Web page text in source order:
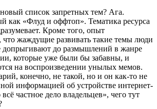
новый список запретных тем? Ага.
как «Флуд и оффтоп». Тематика ресурса
Кроме того, опыт
что жаждущие развивать такие темы люди
допрыгивают до размышлений в жанре
которые уже были бы забавны, и
на воспроизведении унылых мемов.
конечно, не такой, но и он как-то не
информацией об устройстве интернет-
частное дело владельцев», чего тут